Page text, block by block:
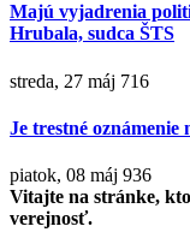
Majú vyjadrenia
Hrubala, sudca ŠTS
streda, 27 máj 716
Je trestné oznámenie
piatok, 08 máj 936
Vitajte na stránke,
verejnosť.